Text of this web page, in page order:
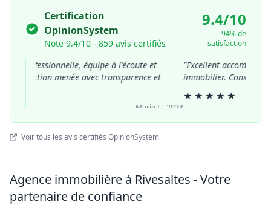
Certification
OpinionSystem
Note 9.4/10 - 859 avis certifiés
9.4/10
94% de
satisfaction
professionnelle, équipe à l'écoute et
menée avec transparence et
— Marie L., 2024
"Excellent
immobilier. Conseils
★★★★★
Voir tous les avis certifiés OpinionSystem
Agence immobilière à Rivesaltes - Votre
partenaire de confiance